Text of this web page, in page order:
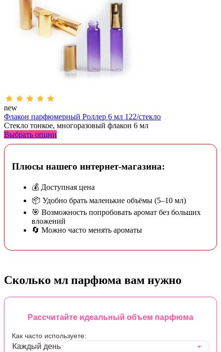
new
Флакон парфюмерный Роллер 6 мл 122/стекло
Стекло тонкое, многоразовый флакон 6 мл
Выбрать опции
Плюсы нашего интернет-магазина:
💰 Доступная цена
📦 Удобно брать маленькие объёмы (5–10 мл)
🎯 Возможность попробовать аромат без больших
вложений
🔄 Можно часто менять ароматы
Сколько мл парфюма вам нужно
Рассчитайте идеальный объем парфюма
Как часто используете: